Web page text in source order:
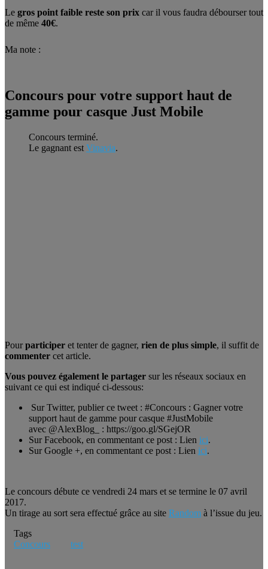
Le gros point faible reste son prix car il vous faudra débourser tout
de même 40€.
Ma note :
Concours pour votre support haut de
gamme pour casque Just Mobile
Concours terminé.
Le gagnant est Vinavia.
Pourparticiper et tenter de gagner, rien de plus simple, il suffit de
commenter cet article.
Vous pouvez également le partager sur les réseaux sociaux en
suivant ce qui est indiqué ci-dessous:
Sur Twitter, publier ce tweet : #Concours : Gagner votre
support haut de gamme pour casque #JustMobile
avec @AlexBlog_ : https://goo.gl/SGejOR
Sur Facebook, en commentant ce post : Lien ici.
Sur Google +, en commentant ce post : Lien ici.
Le concours débute ce vendredi 24 mars et se termine le 07 avril
2017.
Un tirage au sort sera effectué grâce au site Random à l’issue du jeu.
Tags
Concours
test